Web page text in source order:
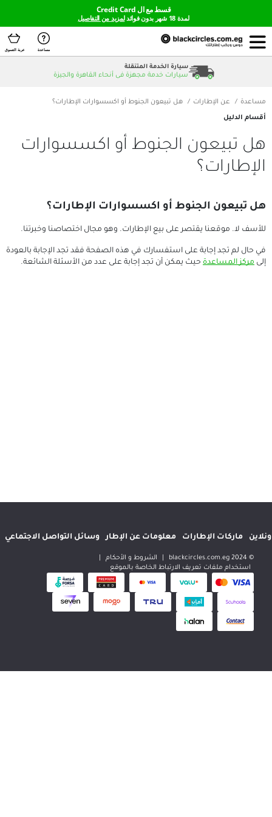
لمزيد من التفاصيل
سيارة الخدمة المتنقلة
سيارات خدمة مجهزة فى أنحاء القاهرة والجيزة
هل تبيعون الجنوط أو اكسسوارات الإطارات؟
الجنوط أو اكسسوارات
أو اكسسوارات الإطارات؟
يقتصر على بيع الإطارات. وهو مجال اختصاصنا وخبرتنا.
في حال لم تجد إجابة على استفسارك في هذه الصفحة فقد تجد الإجابة بالعودة
حيث يمكن أن تجد إجابة على عدد من الأسئلة الشائعة.
معلومات عن الإطار وسائل التواصل الاجتماعي المواقع الدولية
| الشروط و الأحكام
تعريف الارتباط الخاصة بالموقع